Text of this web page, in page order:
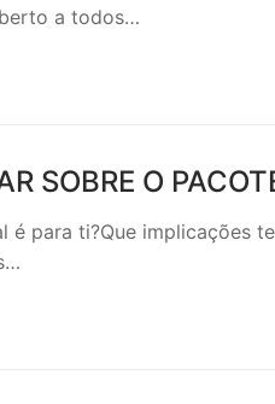
a todos…
SOBRE O
é para ti?Que implicações